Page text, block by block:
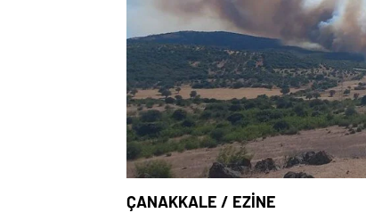
ÇANAKKALE / EZİNE